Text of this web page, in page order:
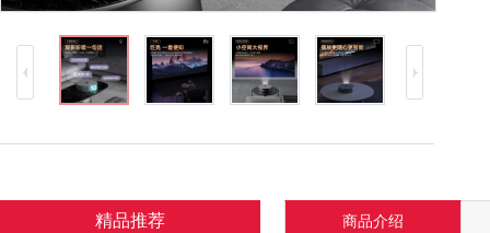
精品推荐 商品介绍